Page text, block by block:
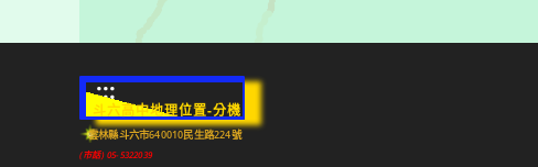
:::
斗六高中地理位置-分機
雲林縣斗六市640010民生路224號
(市話) 05-5322039